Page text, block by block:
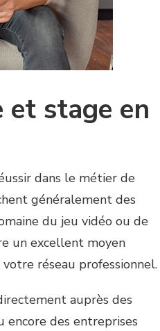
et stage en
dans le métier de
généralement des
du jeu vidéo ou de
un excellent moyen
réseau professionnel.
auprès des
encore des entreprises